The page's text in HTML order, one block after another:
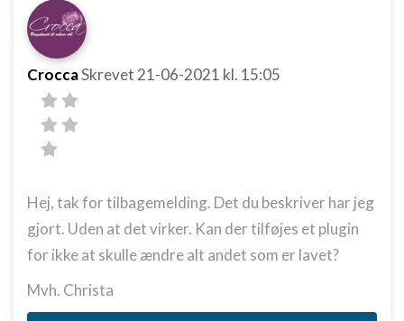
CroccaSkrevet 21-06-2021 kl. 15:05
Hej, tak for tilbagemelding. Det du beskriver har jeg
gjort. Uden at det virker. Kan der tilføjes et plugin
for ikke at skulle ændre alt andet som er lavet?
Mvh. Christa